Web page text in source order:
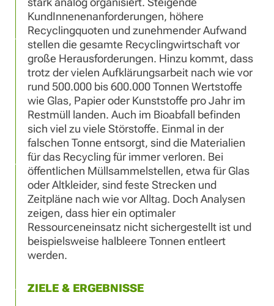
KundInnenenanforderungen, höhere
Recyclingquoten und zunehmender Aufwand
stellen die gesamte Recyclingwirtschaft vor
große Herausforderungen. Hinzu kommt, dass
trotz der vielen Aufklärungsarbeit nach wie vor
rund 500.000 bis 600.000 Tonnen Wertstoffe
wie Glas, Papier oder Kunststoffe pro Jahr im
Restmüll landen. Auch im Bioabfall befinden
sich viel zu viele Störstoffe. Einmal in der
falschen Tonne entsorgt, sind die Materialien
für das Recycling für immer verloren. Bei
öffentlichen Müllsammelstellen, etwa für Glas
oder Altkleider, sind feste Strecken und
Zeitpläne nach wie vor Alltag. Doch Analysen
zeigen, dass hier ein optimaler
Ressourceneinsatz nicht sichergestellt ist und
beispielsweise halbleere Tonnen entleert
werden.
ZIELE & ERGEBNISSE